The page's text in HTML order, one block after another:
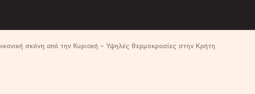
σκόνη από την Κυριακή – Υψηλές θερμοκρασίες στην Κρήτη